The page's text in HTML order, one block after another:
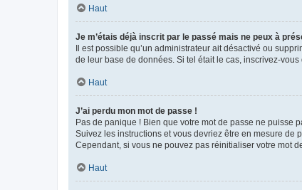
Haut
Je m’étais déjà inscrit par le passé mais ne peux à
Il est possible qu’un administrateur ait désactivé ou
de leur base de données. Si tel était le cas, inscrivez-
Haut
J’ai perdu mon mot de passe !
Pas de panique ! Bien que votre mot de passe ne puisse
Suivez les instructions et vous devriez être en mesure de
Cependant, si vous ne pouvez pas réinitialiser votre mot
Haut